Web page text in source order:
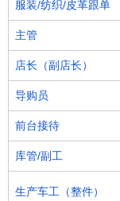
服装/纺织/皮革跟单
主管
店长（副店长）
导购员
前台接待
库管/副工
生产车工（整件）